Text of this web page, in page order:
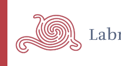
Terug naar hoofdinhoud